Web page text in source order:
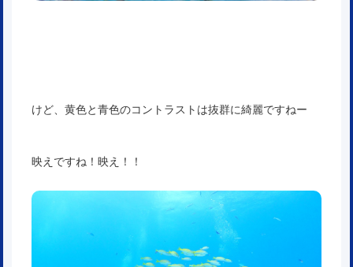
けど、黄色と青色のコントラストは抜群に綺麗ですねー
映えですね！映え！！